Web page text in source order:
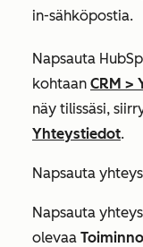
in-sähköpostia.
Napsauta
kohtaan CRM >
näy tilissäsi,
Yhteystiedot.
Napsauta
Napsauta
olevaa